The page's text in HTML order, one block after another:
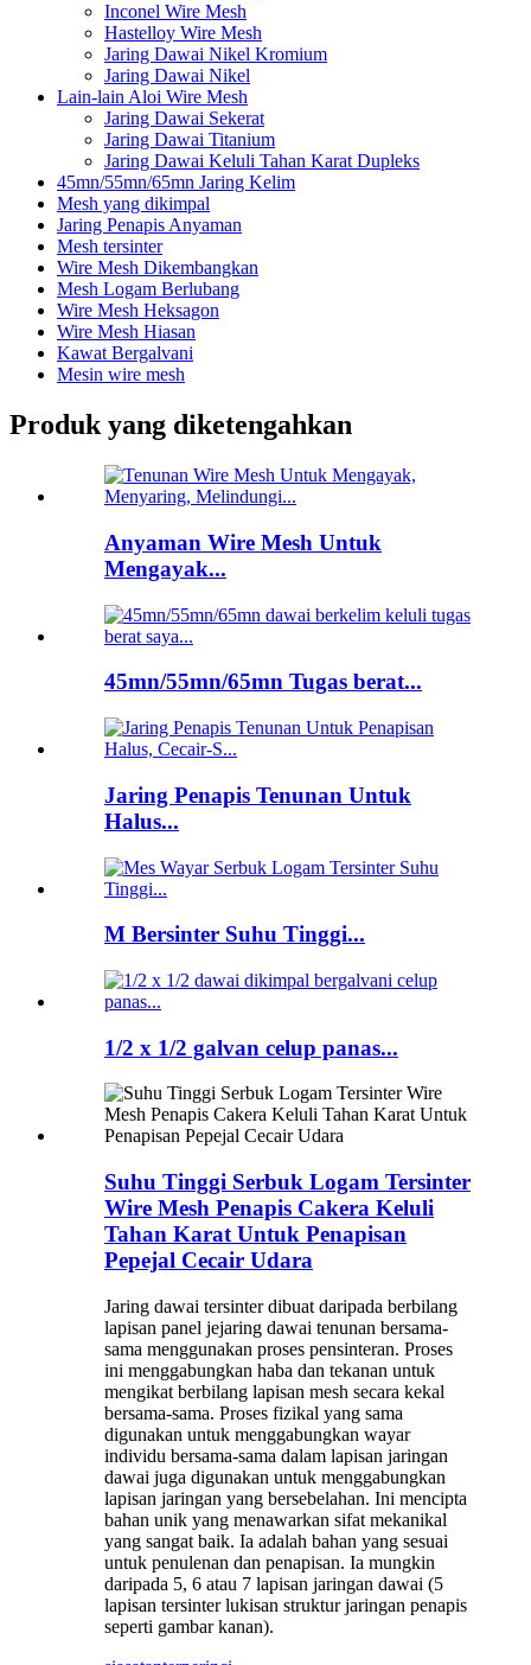
Inconel Wire Mesh
Hastelloy Wire Mesh
Jaring Dawai Nikel Kromium
Jaring Dawai Nikel
Lain-lain Aloi Wire Mesh
Jaring Dawai Sekerat
Jaring Dawai Titanium
Jaring Dawai Keluli Tahan Karat Dupleks
45mn/55mn/65mn Jaring Kelim
Mesh yang dikimpal
Jaring Penapis Anyaman
Mesh tersinter
Wire Mesh Dikembangkan
Mesh Logam Berlubang
Wire Mesh Heksagon
Wire Mesh Hiasan
Kawat Bergalvani
Mesin wire mesh
Produk yang diketengahkan
Anyaman Wire Mesh Untuk
Mengayak...
45mn/55mn/65mn Tugas berat...
Jaring Penapis Tenunan Untuk
Halus...
M Bersinter Suhu Tinggi...
1/2 x 1/2 galvan celup panas...
Suhu Tinggi Serbuk Logam Tersinter
Wire Mesh Penapis Cakera Keluli
Tahan Karat Untuk Penapisan
Pepejal Cecair Udara
Jaring dawai tersinter dibuat daripada berbilang
lapisan panel jejaring dawai tenunan bersama-
sama menggunakan proses pensinteran. Proses
ini menggabungkan haba dan tekanan untuk
mengikat berbilang lapisan mesh secara kekal
bersama-sama. Proses fizikal yang sama
digunakan untuk menggabungkan wayar
individu bersama-sama dalam lapisan jaringan
dawai juga digunakan untuk menggabungkan
lapisan jaringan yang bersebelahan. Ini mencipta
bahan unik yang menawarkan sifat mekanikal
yang sangat baik. Ia adalah bahan yang sesuai
untuk penulenan dan penapisan. Ia mungkin
daripada 5, 6 atau 7 lapisan jaringan dawai (5
lapisan tersinter lukisan struktur jaringan penapis
seperti gambar kanan).